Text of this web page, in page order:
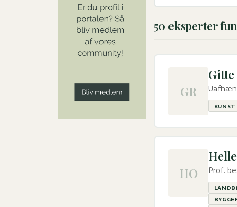
50 eksperter
GR
HO Prof.